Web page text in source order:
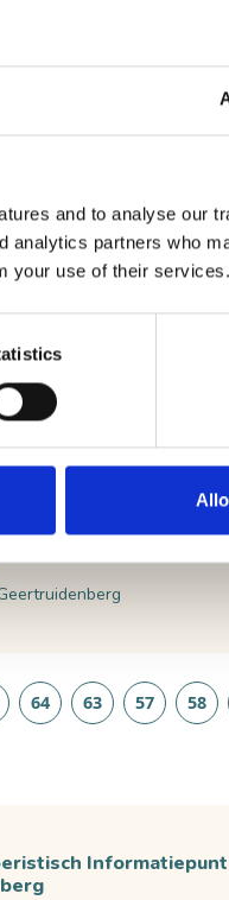
and to analyse our
analytics partners who
your use of their services.
Duitse kunstenaar Gunter
gewoond die door de
61.000 Stolpersteine in
het mogelijk is de route
Informatiepunt (TIP)
64 63 57 58